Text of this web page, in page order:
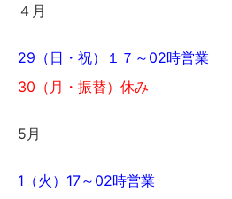
４月
29（日・祝）１７～02時営業
30（月・振替）休み
5月
1（火）17～02時営業